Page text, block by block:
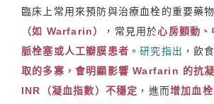
臨床上常用來預防與治療血栓的重要藥物
（如 Warfarin）
，常見用於心房顫動、
脈栓塞或人工瓣膜患者 。研究指出 ，飲
取的多寡，會明顯影響 Warfarin 的抗
INR（凝血指數）不穩定 ，進而增加血